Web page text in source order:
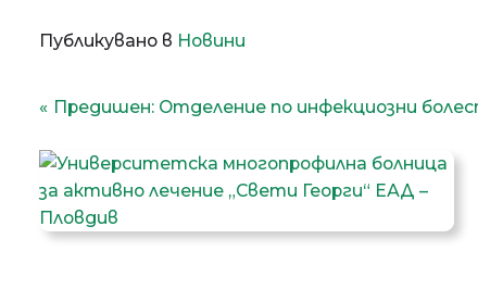
Публикувано в Новини
Навигация
Предишен: Отделение по инфекциозни